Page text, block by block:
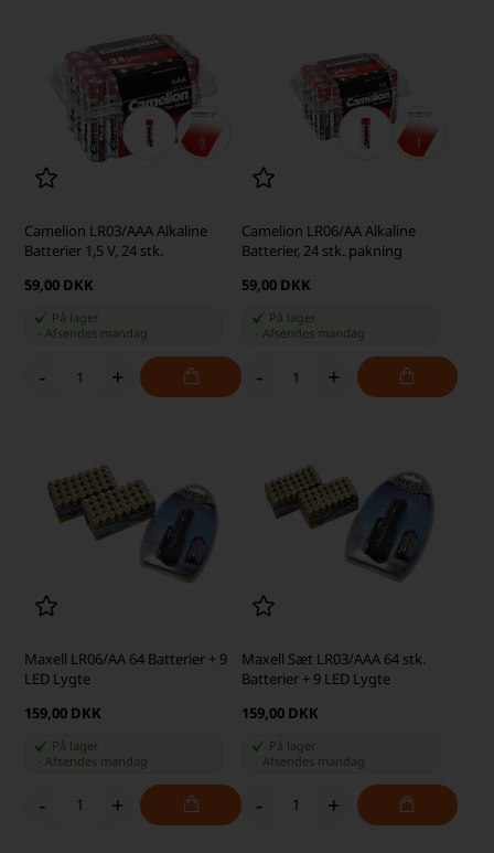
Camelion LR03/AAA Alkaline
Batterier 1,5 V, 24 stk.
59,00 DKK
På lager
-Afsendes mandag
- +
Camelion LR06/AA Alkaline
Batterier, 24 stk. pakning
59,00 DKK
På lager
Afsendes mandag
- +
Maxell LR06/AA 64 Batterier + 9
LED Lygte
159,00 DKK
På lager
Afsendes mandag
- +
Maxell Sæt LR03/AAA 64 stk.
Batterier + 9 LED Lygte
159,00 DKK
På lager
Afsendes mandag
- +